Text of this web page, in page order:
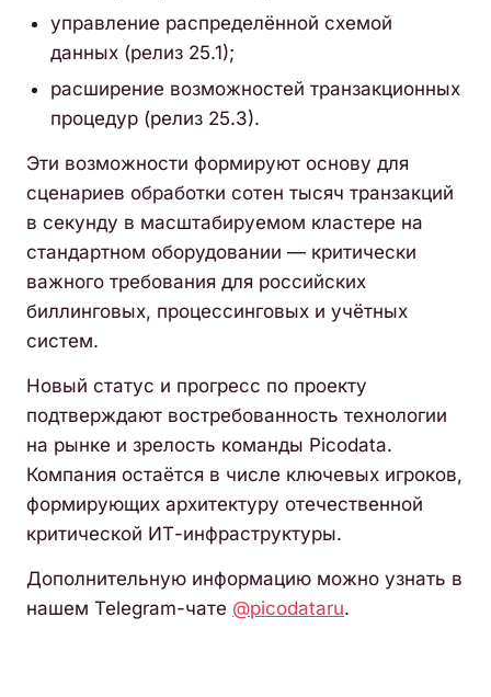
управление распределённой схемой
данных (релиз 25.1);
расширение возможностей транзакционных
процедур (релиз 25.3).
Эти возможности формируют основу для
сценариев обработки сотен тысяч транзакций
в секунду в масштабируемом кластере на
стандартном оборудовании — критически
важного требования для российских
биллинговых, процессинговых и учётных
систем.
Новый статус и прогресс по проекту
подтверждают востребованность технологии
на рынке и зрелость команды Picodata.
Компания остаётся в числе ключевых игроков,
формирующих архитектуру отечественной
критической ИТ-инфраструктуры.
Дополнительную информацию можно узнать в
нашем Telegram-чате @picodataru.